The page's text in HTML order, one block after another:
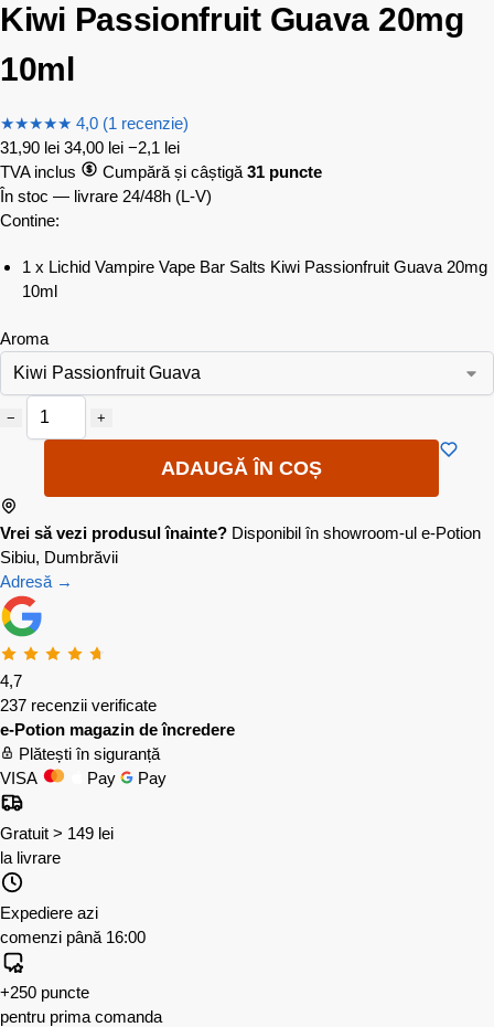
Kiwi Passionfruit Guava 20mg
10ml
★★★★★ 4,0 (1 recenzie)
31,90 lei 34,00 lei −2,1 lei
TVA inclus
Cumpără și câștigă 31 puncte
În stoc — livrare 24/48h (L-V)
Contine:
1 x Lichid Vampire Vape Bar Salts Kiwi Passionfruit Guava 20mg
10ml
Aroma
− +
ADAUGĂ ÎN COȘ
Vrei să vezi produsul înainte? Disponibil în showroom-ul e-Potion
Sibiu, Dumbrăvii
Adresă →
4,7
237 recenzii verificate
e-Potion magazin de încredere
Plătești în siguranță
VISA
Pay Pay
Gratuit > 149 lei
la livrare
Expediere azi
comenzi până 16:00
+250 puncte
pentru prima comanda